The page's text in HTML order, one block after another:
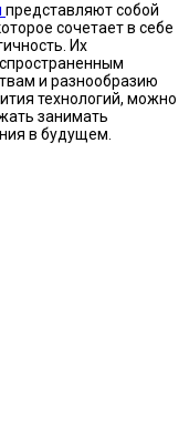
представляют собой
сочетает в себе
Их
и разнообразию
технологий, можно
занимать
в будущем.